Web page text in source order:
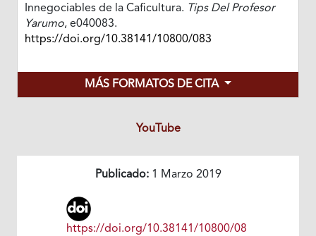
Innegociables de la Caficultura. Tips Del Profesor
Yarumo, e040083.
https://doi.org/10.38141/10800/083
MÁS FORMATOS DE CITA
YouTube
Publicado:1 Marzo 2019
https://doi.org/10.38141/10800/08